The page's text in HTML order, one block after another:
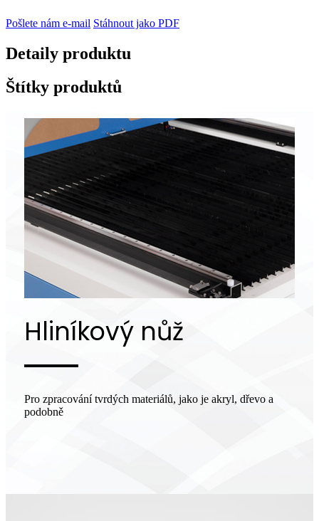
Pošlete nám e-mail Stáhnout jako PDF
Detaily produktu
Štítky produktů
Hliníkový nůž
Pro zpracování tvrdých materiálů, jako je akryl, dřevo a
podobně